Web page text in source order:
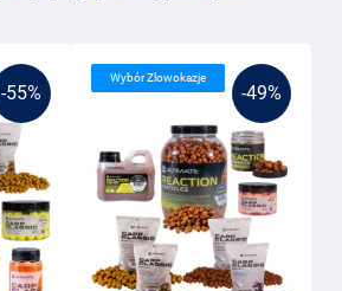
-55% -49%
Wybór Zlowokazje